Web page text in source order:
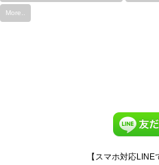
More..
【スマホ対応LINE